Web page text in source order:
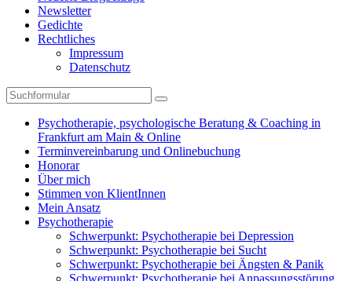
Newsletter
Gedichte
Rechtliches
Impressum
Datenschutz
Suchen
Psychotherapie, psychologische Beratung & Coaching in
Frankfurt am Main & Online
Terminvereinbarung und Onlinebuchung
Honorar
Über mich
Stimmen von KlientInnen
Mein Ansatz
Psychotherapie
Schwerpunkt: Psychotherapie bei Depression
Schwerpunkt: Psychotherapie bei Sucht
Schwerpunkt: Psychotherapie bei Ängsten & Panik
Schwerpunkt: Psychotherapie bei Anpassungsstörung